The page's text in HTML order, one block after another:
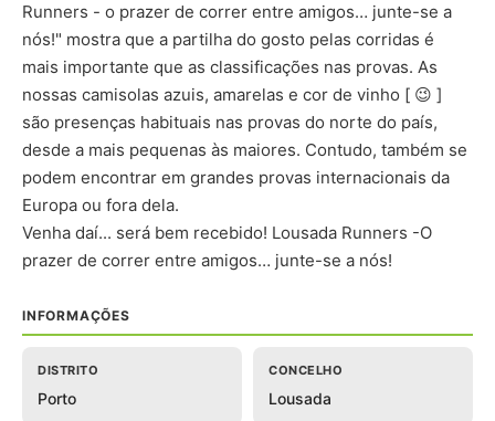
Runners - o prazer de correr entre amigos… junte-se a
nós!" mostra que a partilha do gosto pelas corridas é
mais importante que as classificações nas provas. As
nossas camisolas azuis, amarelas e cor de vinho [ 😉 ]
são presenças habituais nas provas do norte do país,
desde a mais pequenas às maiores. Contudo, também se
podem encontrar em grandes provas internacionais da
Europa ou fora dela.
Venha daí... será bem recebido! Lousada Runners -O
prazer de correr entre amigos… junte-se a nós!
INFORMAÇÕES
DISTRITO
Porto
CONCELHO
Lousada